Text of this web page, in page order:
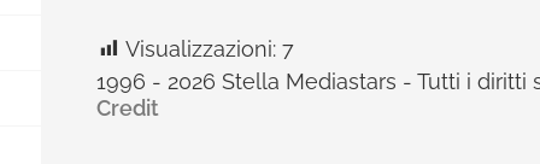
Visualizzazioni: 7
1996 - 2026 Stella Mediastars - Tutti i diritti
Credit